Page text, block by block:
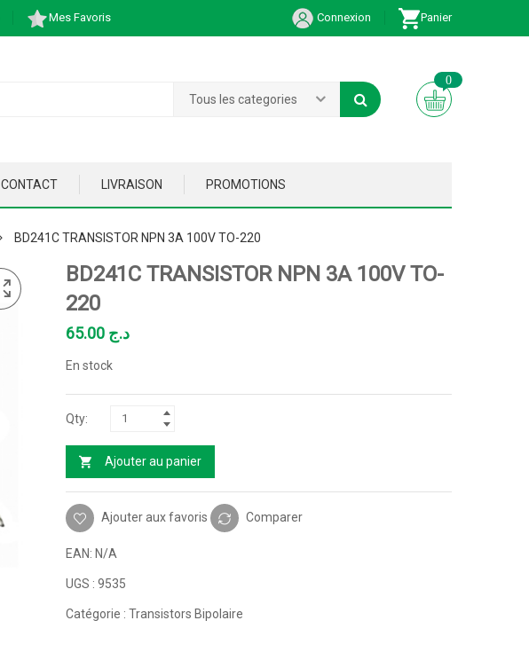
Mes Favoris Connexion Panier
Tous les categories
0
CONTACT LIVRAISON PROMOTIONS
BD241C TRANSISTOR NPN 3A 100V TO-220
BD241C TRANSISTOR NPN 3A 100V TO-
220
د.ج
En stock
Ajouter au panier
Ajouter aux favoris Comparer
EAN: N/A
UGS : 9535
Catégorie : Transistors Bipolaire